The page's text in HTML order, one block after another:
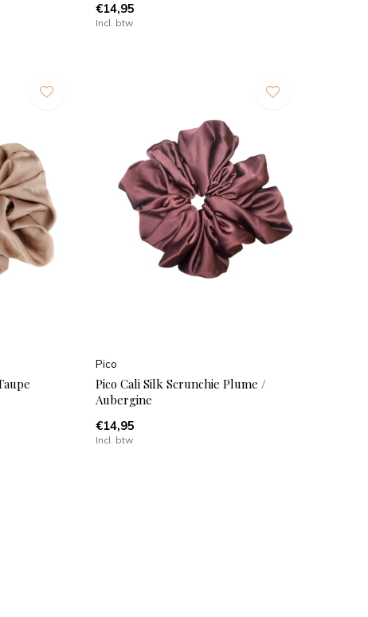
€14,95
Incl. btw
Pico
Pico Cali Silk Scrunchie Plume /
Aubergine
€14,95
Incl. btw